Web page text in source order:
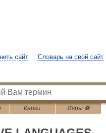
сайт Словарь на свой сайт
Книги Игры ⚽